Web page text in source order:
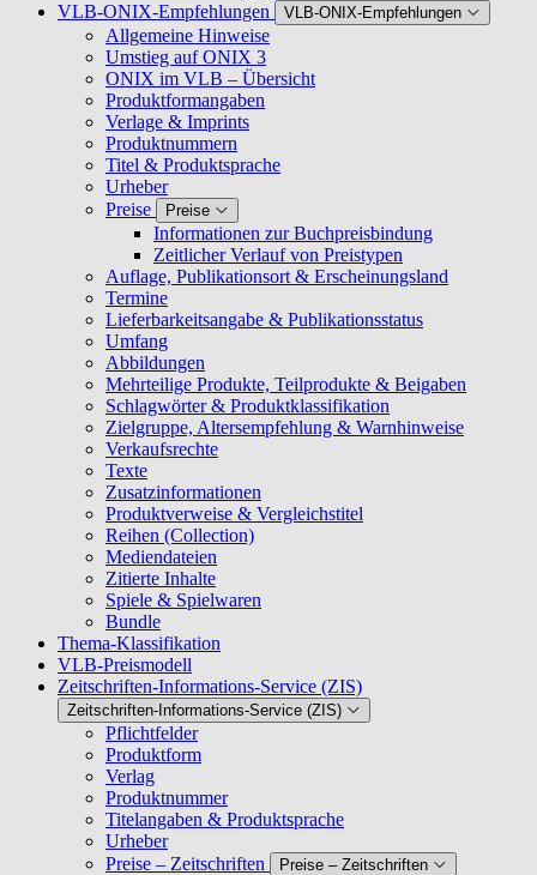
VLB-ONIX-Empfehlungen
VLB-ONIX-Empfehlungen
Allgemeine Hinweise
Umstieg auf ONIX 3
ONIX im VLB – Übersicht
Produktformangaben
Verlage & Imprints
Produktnummern
Titel & Produktsprache
Urheber
Preise
Preise
Informationen zur Buchpreisbindung
Zeitlicher Verlauf von Preistypen
Auflage, Publikationsort & Erscheinungsland
Termine
Lieferbarkeitsangabe & Publikationsstatus
Umfang
Abbildungen
Mehrteilige Produkte, Teilprodukte & Beigaben
Schlagwörter & Produktklassifikation
Zielgruppe, Altersempfehlung & Warnhinweise
Verkaufsrechte
Texte
Zusatzinformationen
Produktverweise & Vergleichstitel
Reihen (Collection)
Mediendateien
Zitierte Inhalte
Spiele & Spielwaren
Bundle
Thema-Klassifikation
VLB-Preismodell
Zeitschriften-Informations-Service (ZIS)
Zeitschriften-Informations-Service (ZIS)
Pflichtfelder
Produktform
Verlag
Produktnummer
Titelangaben & Produktsprache
Urheber
Preise – Zeitschriften
Preise – Zeitschriften